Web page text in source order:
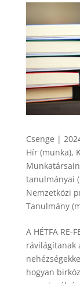
Csenge |
Hír (munka),
tanulmányai
Nemzetközi
Tanulmány
A HÉTFA
rávilágítanak
hogyan